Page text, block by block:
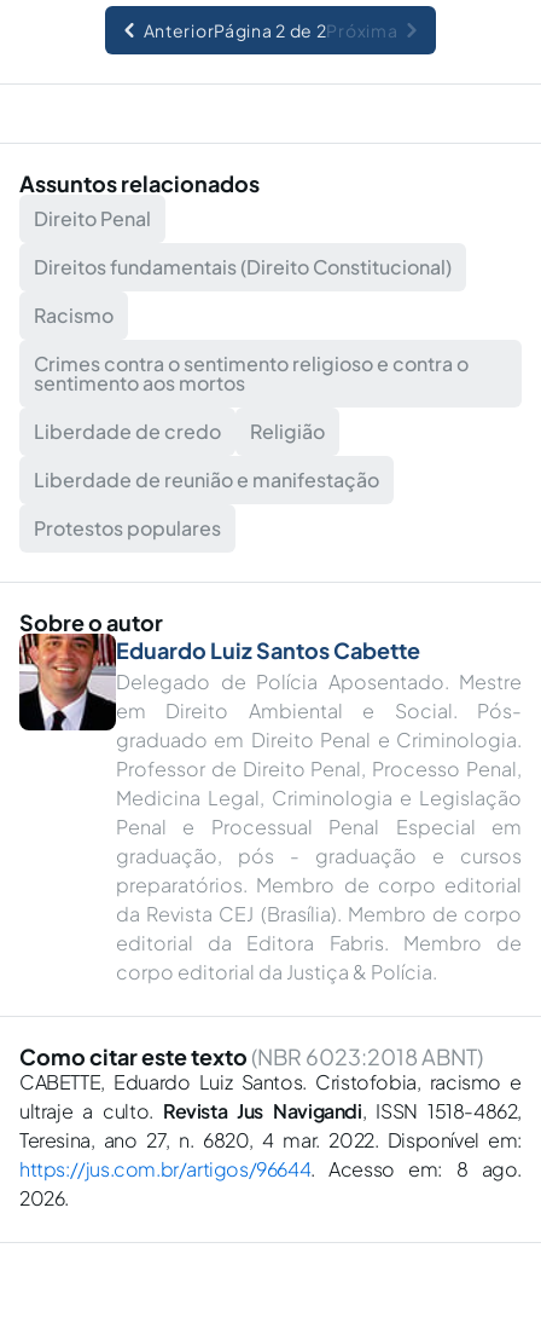
AnteriorPágina 2 de 2Próxima
Assuntos relacionados
Direito Penal
Direitos fundamentais (Direito Constitucional)
Racismo
Crimes contra o sentimento religioso e contra o
sentimento aos mortos
Liberdade de credo
Religião
Liberdade de reunião e manifestação
Protestos populares
Sobre o autor
Eduardo Luiz Santos Cabette
Delegado de Polícia Aposentado. Mestre
em Direito Ambiental e Social. Pós-
graduado em Direito Penal e Criminologia.
Professor de Direito Penal, Processo Penal,
Medicina Legal, Criminologia e Legislação
Penal e Processual Penal Especial em
graduação, pós - graduação e cursos
preparatórios. Membro de corpo editorial
da Revista CEJ (Brasília). Membro de corpo
editorial da Editora Fabris. Membro de
corpo editorial da Justiça & Polícia.
Como citar este texto (NBR 6023:2018 ABNT)
CABETTE, Eduardo Luiz Santos. Cristofobia, racismo e
ultraje a culto. Revista Jus Navigandi, ISSN 1518-4862,
Teresina, ano 27, n. 6820, 4 mar. 2022. Disponível em:
https://jus.com.br/artigos/96644. Acesso em: 8 ago.
2026.